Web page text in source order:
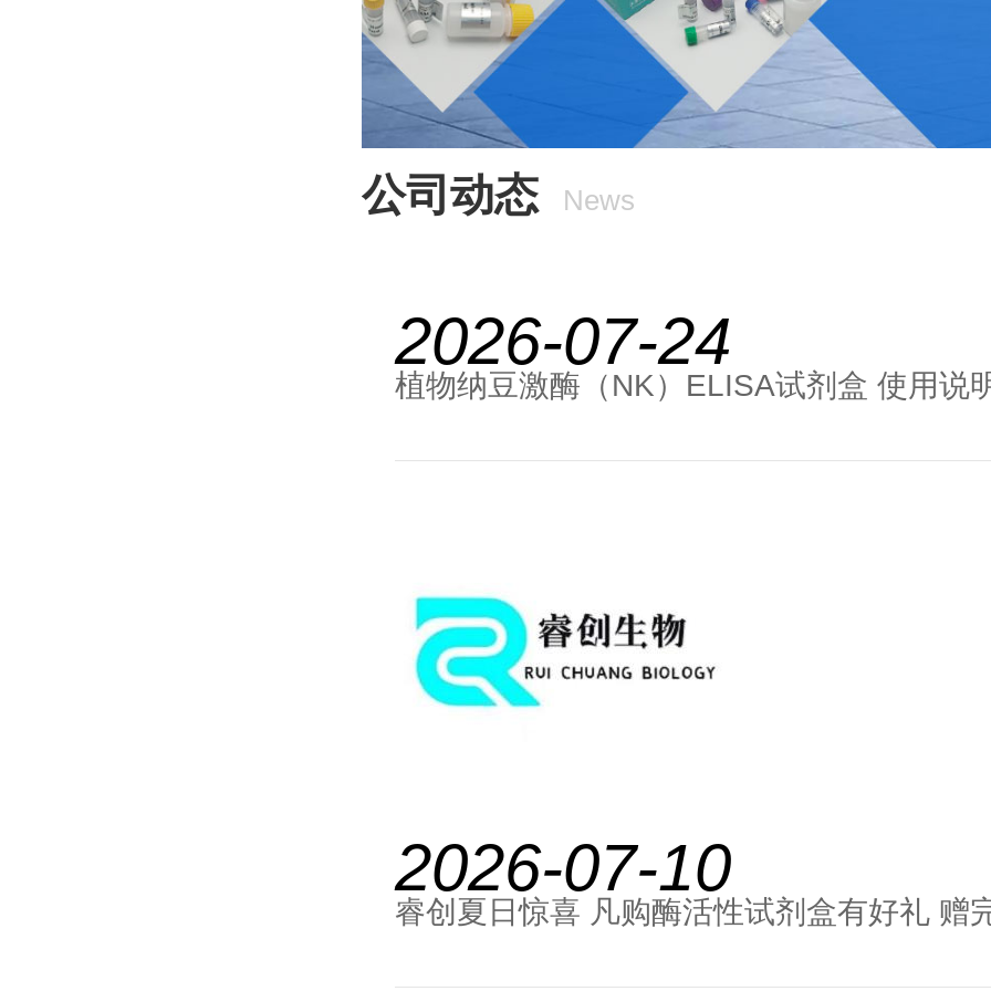
公司动态 News
2026-07-24
植物纳豆激酶（NK）ELISA试剂盒 使用说
2026-07-10
睿创夏日惊喜 凡购酶活性试剂盒有好礼 赠